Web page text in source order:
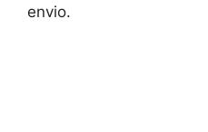
envio.